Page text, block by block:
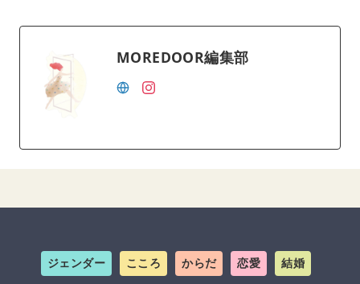
MOREDOOR編集部
ジェンダー こころ からだ 恋愛 結婚